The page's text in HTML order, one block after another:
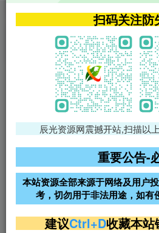
VIP特权介绍
VIP特权介绍
火
VIP特权介绍
免费领支付宝红包
腾
阿里云2核2G200M服务器68元/
年
超低价文字广告位招租
扫码关注防
辰光资源网震撼开站,扫描以
重要公告-
本站资源全部来源于网络及用户
考，切勿用于非法用途，如有
建议Ctrl+D收藏本站